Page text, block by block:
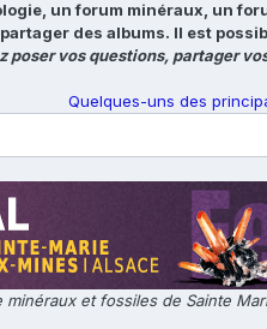
un forum minéraux, un
des albums. Il est
poser vos questions, partager
Quelques-uns des
minéraux et fossiles de Sainte